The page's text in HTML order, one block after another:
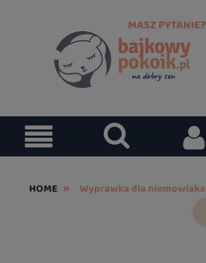
MASZ PYTANIE?
HOME » Wyprawka dla niemowlaka